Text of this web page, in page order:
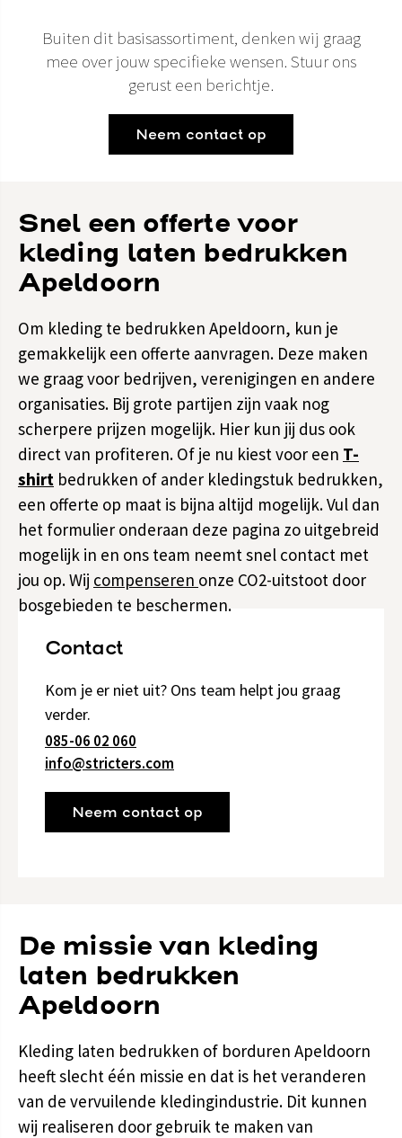
Buiten dit basisassortiment, denken wij graag
mee over jouw specifieke wensen. Stuur ons
gerust een berichtje.
Neem contact op
Contact
Kom je er niet uit? Ons team helpt jou graag
verder.
085-06 02 060
info@stricters.com
Neem contact op
Snel een offerte voor
kleding laten bedrukken
Apeldoorn
Om kleding te bedrukken Apeldoorn, kun je
gemakkelijk een offerte aanvragen. Deze maken
we graag voor bedrijven, verenigingen en andere
organisaties. Bij grote partijen zijn vaak nog
scherpere prijzen mogelijk. Hier kun jij dus ook
direct van profiteren. Of je nu kiest voor een T-
shirt bedrukken of ander kledingstuk bedrukken,
een offerte op maat is bijna altijd mogelijk. Vul dan
het formulier onderaan deze pagina zo uitgebreid
mogelijk in en ons team neemt snel contact met
jou op. Wij compenseren onze CO2-uitstoot door
bosgebieden te beschermen.
De missie van kleding
laten bedrukken
Apeldoorn
Kleding laten bedrukken of borduren Apeldoorn
heeft slecht één missie en dat is het veranderen
van de vervuilende kledingindustrie. Dit kunnen
wij realiseren door gebruik te maken van